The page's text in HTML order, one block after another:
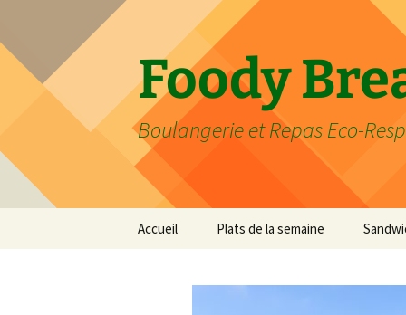
contenu
Foody
Boulangerie et Repas Eco-
Accueil Plats de la semaine